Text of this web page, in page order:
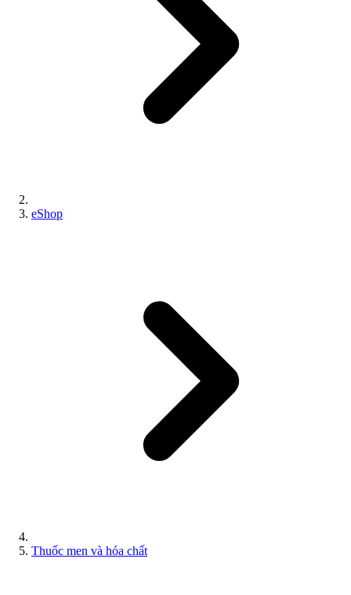
eShop
Thuốc men và hóa chất